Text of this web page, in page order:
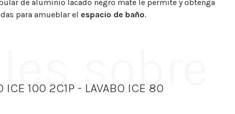
de aluminio lacado negro mate le permite y obtenga
para amueblar el espacio de baño.
sobre
ICE 100 2C1P - LAVABO ICE 80